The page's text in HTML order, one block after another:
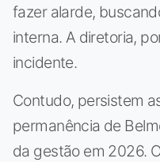
fazer alarde,
interna. A diretoria,
incidente.
Contudo, persistem
permanência de
da gestão em 2026.